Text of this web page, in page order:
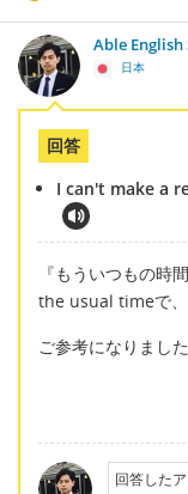
Able English
日本
回答
I can't make a
『もういつもの時
the usual timeで、
ご参考になりまし
回答した